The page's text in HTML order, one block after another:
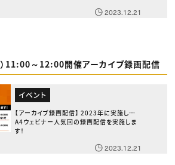
2023.12.21
11:00～12:00開催アーカイブ録画配信
イベント
【アーカイブ録画配信】 2023年に実施したG
A4ウェビナー人気回の録画配信を実施しま
す！
2023.12.21